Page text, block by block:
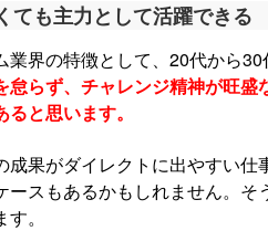
ても主力として活躍できる
業界の特徴として、20代から
怠らず、チャレンジ精神が旺
ると思います。
成果がダイレクトに出やすい
ースもあるかもしれません。
。